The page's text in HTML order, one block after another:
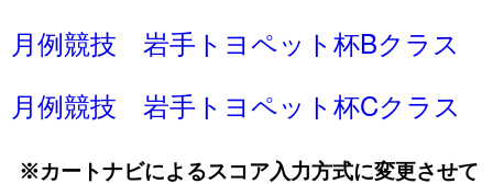
月例競技 岩手トヨペット杯Bクラス
月例競技 岩手トヨペット杯Cクラス
※カートナビによるスコア入力方式に変更させて